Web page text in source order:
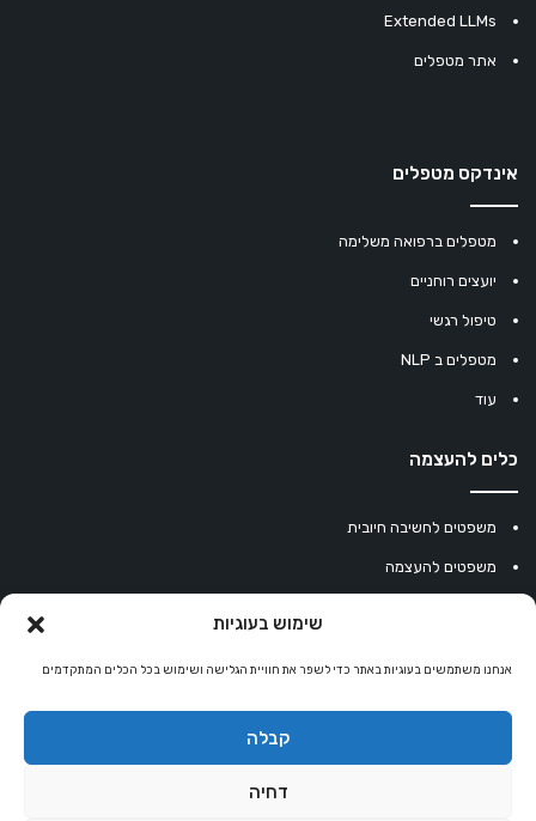
שימוש בעוגיות
אנחנו משתמשים בעוגיות באתר כדי לשפר את חוויית הגלישה ושימוש בכל הכלים המתקדמים
קבלה
דחיה
Extended LLMs
אתר מטפלים
אינדקס מטפלים
מטפלים ברפואה משלימה
יועצים רוחניים
טיפול רגשי
מטפלים ב NLP
עוד
כלים להעצמה
משפטים לחשיבה חיובית
משפטים להעצמה